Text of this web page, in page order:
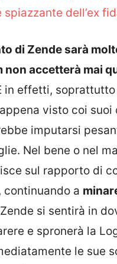
spiazzante dell’ex
di Zende sarà
non accetterà mai
in effetti,
visto coi suoi
imputarsi
Nel bene o nel
sul rapporto di
continuando a
si sentirà in
e spronerà la
le sue